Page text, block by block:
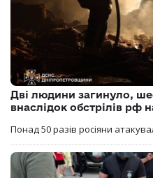
Дві людини загинуло,
внаслідок обстрілів рф
Понад 50 разів росіяни